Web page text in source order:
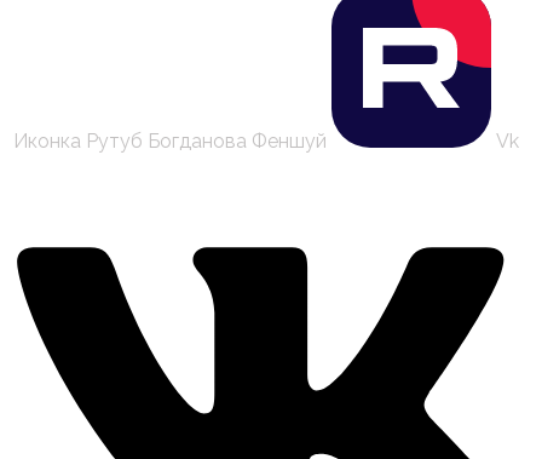
Иконка Рутуб Богданова Феншуй Vk